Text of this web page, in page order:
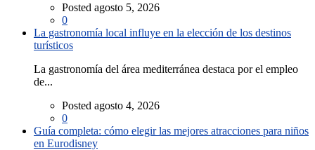
Posted agosto 5, 2026
0
La gastronomía local influye en la elección de los destinos
turísticos
La gastronomía del área mediterránea destaca por el empleo
de...
Posted agosto 4, 2026
0
Guía completa: cómo elegir las mejores atracciones para niños
en Eurodisney